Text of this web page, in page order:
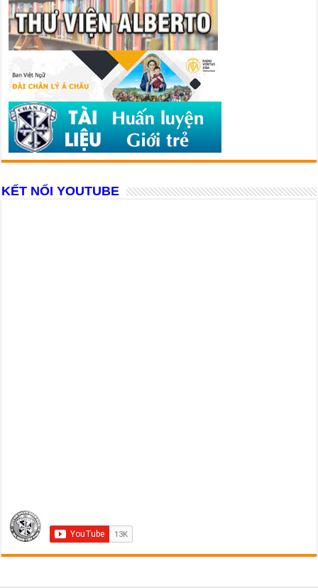
KẾT NỐI YOUTUBE